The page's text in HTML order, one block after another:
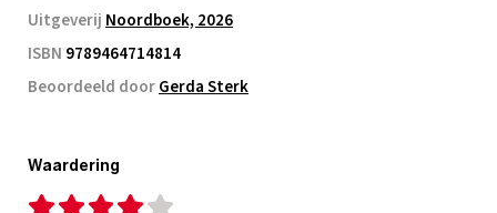
Uitgeverij Noordboek, 2026
ISBN 9789464714814
Beoordeeld doorGerda Sterk
Waardering